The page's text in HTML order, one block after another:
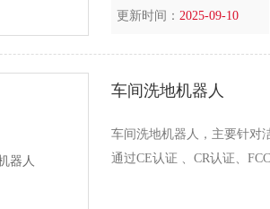
更新时间：2025-09-10
车间洗地机器人
车间洗地机器人，主要针对
通过CE认证 、CR认证、